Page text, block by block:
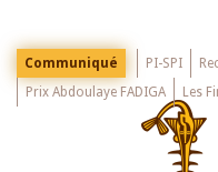
main
content
Menu
Top
Communiqué PI-SPI
Prix Abdoulaye FADIGA
Les